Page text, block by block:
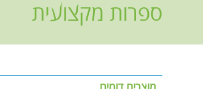
ספרות מקצועית